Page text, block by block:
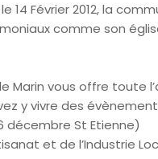
le 14 Février 2012, la
comme son
Marin vous offre toute
y vivre des
décembre St Etienne)
et de l’Industrie